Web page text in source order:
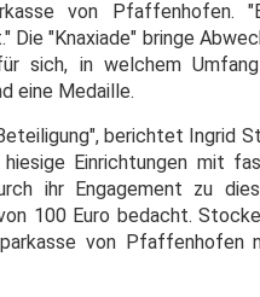
von Pfaffenhofen.
"Knaxiade" bringe
sich, in welchem
eine Medaille.
berichtet Ingrid
Einrichtungen mit
ihr Engagement zu
100 Euro bedacht.
von Pfaffenhofen